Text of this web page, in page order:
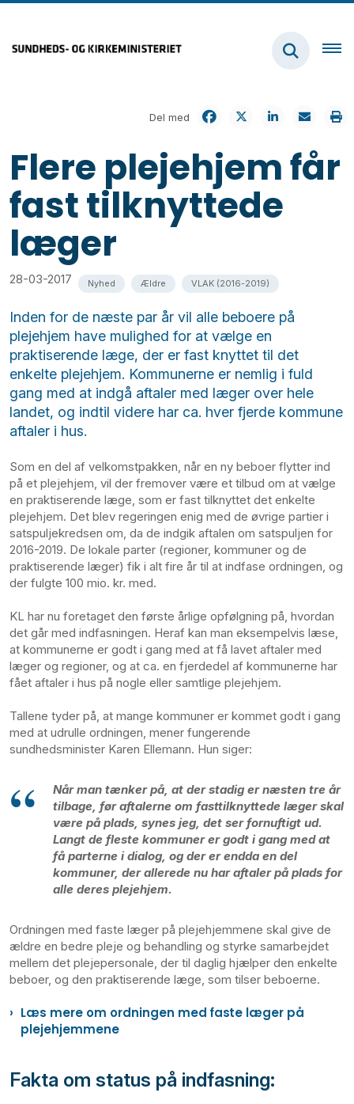
Del med
Flere plejehjem får
fast tilknyttede
læger
28-03-2017 Nyhed Ældre VLAK (2016-2019)
Inden for de næste par år vil alle beboere på
plejehjem have mulighed for at vælge en
praktiserende læge, der er fast knyttet til det
enkelte plejehjem. Kommunerne er nemlig i fuld
gang med at indgå aftaler med læger over hele
landet, og indtil videre har ca. hver fjerde kommune
aftaler i hus.
Som en del af velkomstpakken, når en ny beboer flytter ind
på et plejehjem, vil der fremover være et tilbud om at vælge
en praktiserende læge, som er fast tilknyttet det enkelte
plejehjem. Det blev regeringen enig med de øvrige partier i
satspuljekredsen om, da de indgik aftalen om satspuljen for
2016-2019. De lokale parter (regioner, kommuner og de
praktiserende læger) fik i alt fire år til at indfase ordningen, og
der fulgte 100 mio. kr. med.
KL har nu foretaget den første årlige opfølgning på, hvordan
det går med indfasningen. Heraf kan man eksempelvis læse,
at kommunerne er godt i gang med at få lavet aftaler med
læger og regioner, og at ca. en fjerdedel af kommunerne har
fået aftaler i hus på nogle eller samtlige plejehjem.
Tallene tyder på, at mange kommuner er kommet godt i gang
med at udrulle ordningen, mener fungerende
sundhedsminister Karen Ellemann. Hun siger:
Når man tænker på, at der stadig er næsten tre år
tilbage, før aftalerne om fasttilknyttede læger skal
være på plads, synes jeg, det ser fornuftigt ud.
Langt de fleste kommuner er godt i gang med at
få parterne i dialog, og der er endda en del
kommuner, der allerede nu har aftaler på plads for
alle deres plejehjem.
Ordningen med faste læger på plejehjemmene skal give de
ældre en bedre pleje og behandling og styrke samarbejdet
mellem det plejepersonale, der til daglig hjælper den enkelte
beboer, og den praktiserende læge, som tilser beboerne.
Læs mere om ordningen med faste læger på
plejehjemmene
Fakta om status på indfasning: